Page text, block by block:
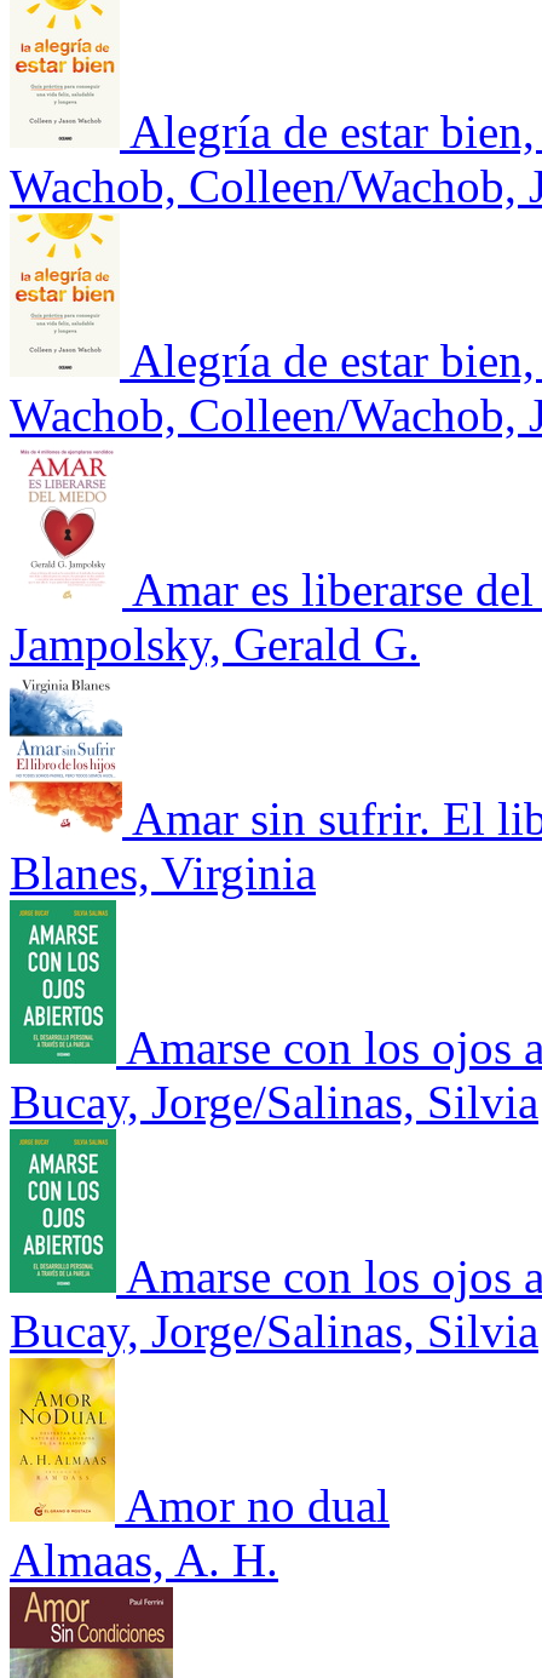
Alegría de estar
Wachob, Colleen/Wachob,
Alegría de estar
Wachob, Colleen/Wachob,
Amar es liberarse
Jampolsky, Gerald G.
Amar sin sufrir. El
Blanes, Virginia
Amarse con los ojos
Bucay, Jorge/Salinas, Silvia
Amarse con los ojos
Bucay, Jorge/Salinas, Silvia
Amor no dual
Almaas, A. H.